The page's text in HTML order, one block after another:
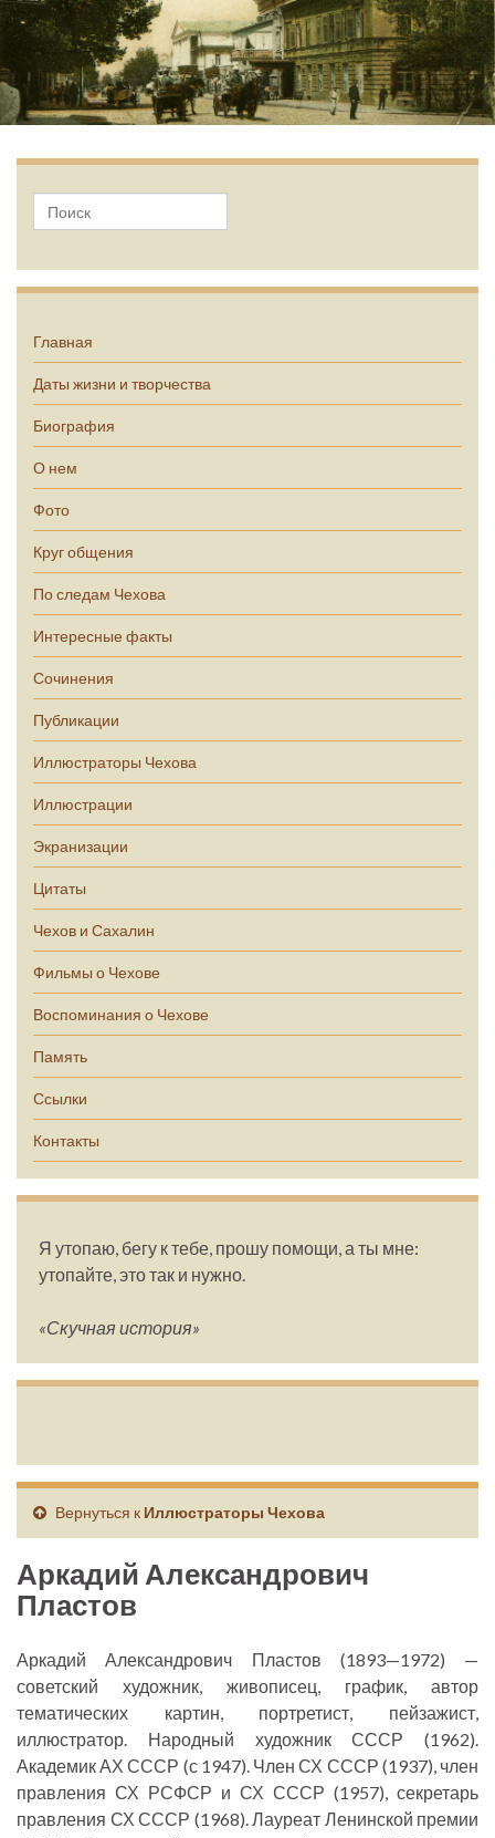
Главная
Даты жизни и творчества
Биография
О нем
Фото
Круг общения
По следам Чехова
Интересные факты
Сочинения
Публикации
Иллюстраторы Чехова
Иллюстрации
Экранизации
Цитаты
Чехов и Сахалин
Фильмы о Чехове
Воспоминания о Чехове
Память
Ссылки
Контакты
Я утопаю, бегу к тебе, прошу помощи, а ты мне:
утопайте, это так и нужно.
«Скучная история»
Вернуться к Иллюстраторы Чехова
Аркадий Александрович
Пластов
Аркадий Александрович Пластов (1893—1972) —
советский художник, живописец, график, автор
тематических картин, портретист, пейзажист,
иллюстратор. Народный художник СССР (1962).
Академик АХ СССР (с 1947). Член СХ СССР (1937), член
правления СХ РСФСР и СХ СССР (1957), секретарь
правления СХ СССР (1968). Лауреат Ленинской премии